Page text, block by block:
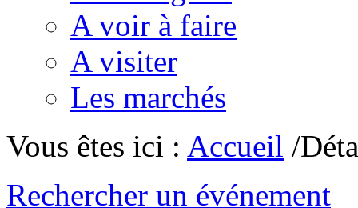
A voir à faire
A visiter
Les marchés
Vous êtes ici : Accueil /
Rechercher un événement